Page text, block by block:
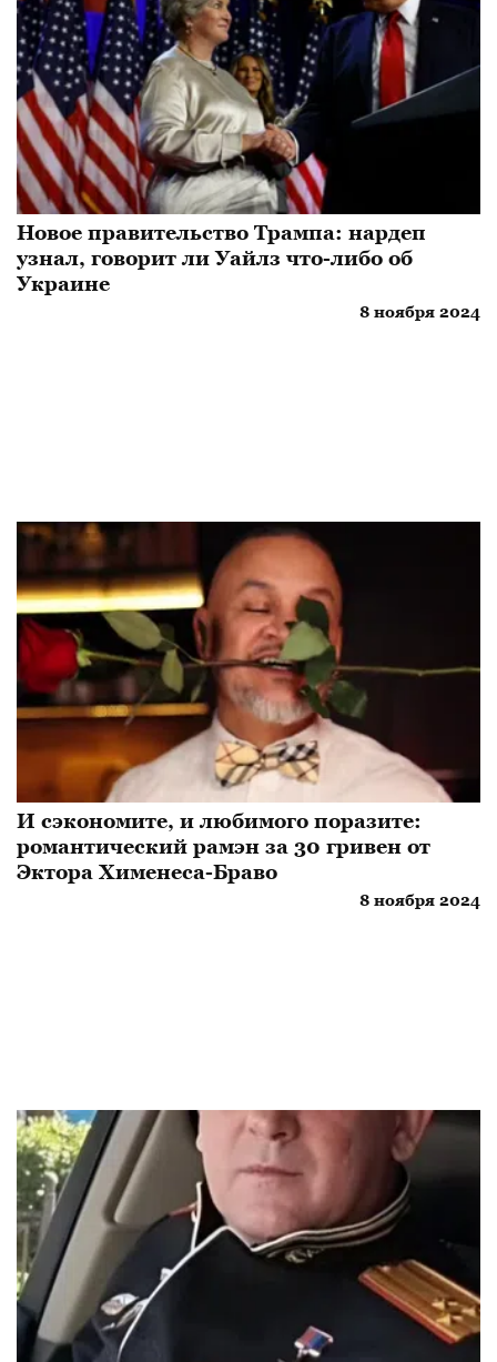
Новое правительство Трампа: нардеп
узнал, говорит ли Уайлз что-либо об
Украине
8 ноября 2024
И сэкономите, и любимого поразите:
романтический рамэн за 30 гривен от
Эктора Хименеса-Браво
8 ноября 2024